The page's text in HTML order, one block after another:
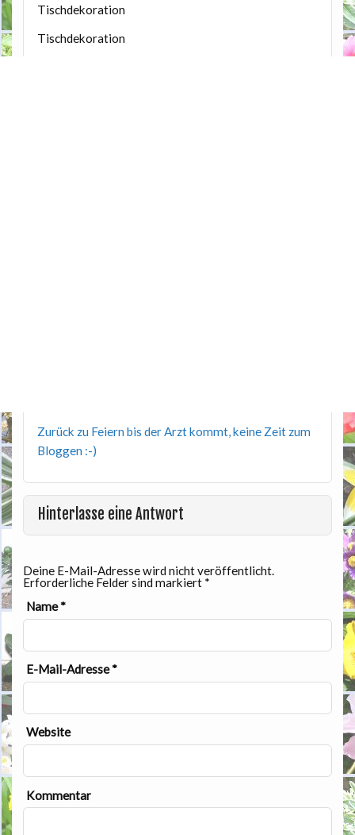
Tischdekoration
Tischdekoration
Zurück zu Feiern bis der Arzt kommt, keine Zeit zum
Bloggen :-)
Hinterlasse eine Antwort
Deine E-Mail-Adresse wird nicht veröffentlicht.
Erforderliche Felder sind markiert *
Name*
E-Mail-Adresse*
Website
Kommentar